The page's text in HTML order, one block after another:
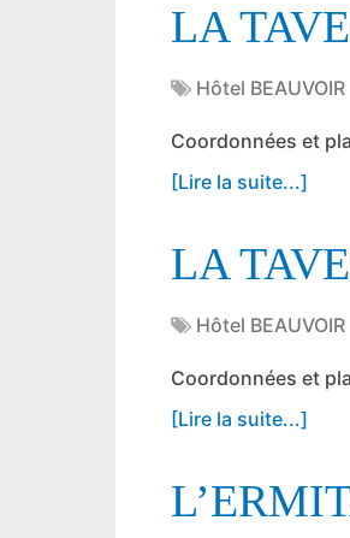
LA
Hôtel BEAUVOIR
Coordonnées et
[Lire la suite...]
LA
Hôtel BEAUVOIR
Coordonnées et
[Lire la suite...]